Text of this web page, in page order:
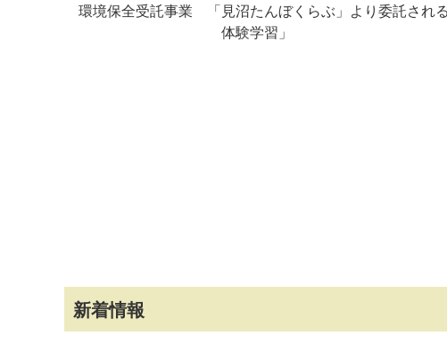
環境保全受託事業 「見沼たんぼくらぶ」より委託され
体験学習」
新着情報